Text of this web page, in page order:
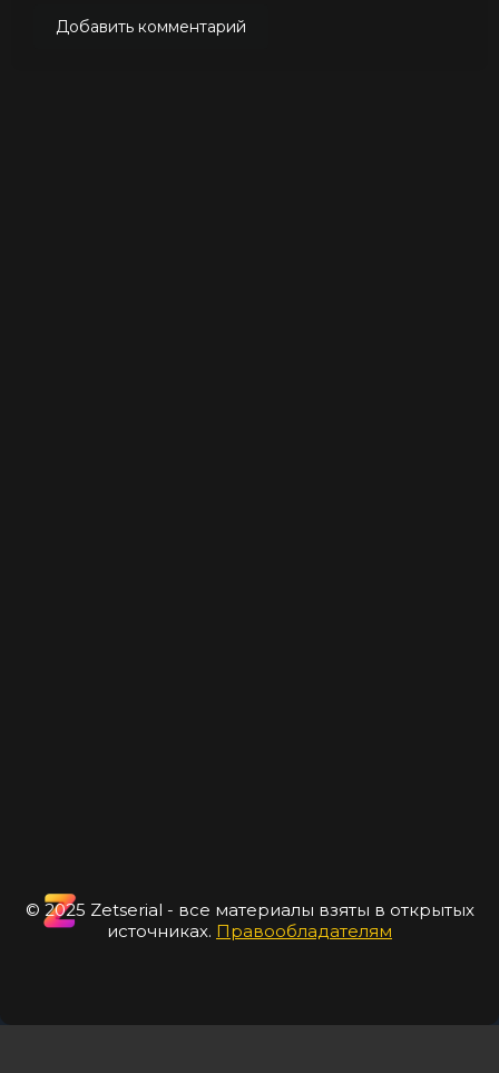
Добавить комментарий
© 2025 Zetserial - все материалы взяты в открытых
источниках. Правообладателям